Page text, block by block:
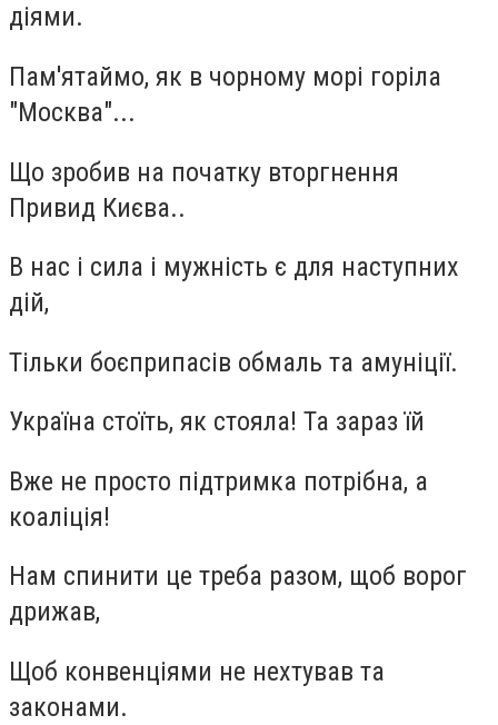
діями.
Пам'ятаймо, як в чорному морі горіла
"Москва"...
Що зробив на початку вторгнення
Привид Києва..
В нас і сила і мужність є для наступних
дій,
Тільки боєприпасів обмаль та амуніції.
Україна стоїть, як стояла! Та зараз їй
Вже не просто підтримка потрібна, а
коаліція!
Нам спинити це треба разом, щоб ворог
дрижав,
Щоб конвенціями не нехтував та
законами.